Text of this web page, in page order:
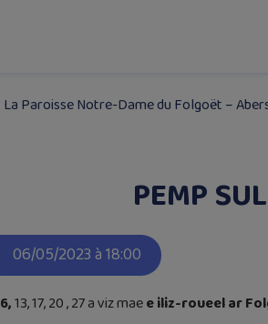
La Paroisse Notre-Dame du Folgoët –
PEMP
06/05/2023 à 18:00
6,13, 17, 20 , 27 a viz maee iliz-roueel ar